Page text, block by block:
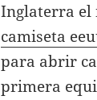
Inglaterra el
camiseta
para abrir
primera